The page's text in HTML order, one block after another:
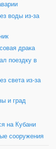
воды из-за
драка
поездку в
света из-за
и град
на Кубани
сооружения